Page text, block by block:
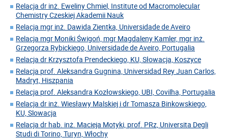
Relacja dr inż. Eweliny Chmiel, Institute od Macromolecular
Chemistry Czeskiej Akademii Nauk
Relacja mgr inż. Dawida Zientka, Universidade de Aveiro
Relacja mgr Moniki Świgoń, mgr Magdaleny Kamler, mgr inż.
Grzegorza Rybickiego, Universidade de Aveiro, Portugalia
Relacja dr Krzysztofa Prendeckiego, KU, Słowacja, Koszyce
Relacja prof. Aleksandra Gugnina, Universidad Rey Juan Carlos,
Madryt, Hiszpania
Relacja prof. Aleksandra Kozłowskiego, UBI, Covilha, Portugalia
Relacja dr inż. Wiesławy Malskiej i dr Tomasza Binkowskiego,
KU, Slowacja
Relacja dr hab. inż. Macieja Motyki, prof. PRz, Universita Degli
Studi di Torino, Turyn, Włochy